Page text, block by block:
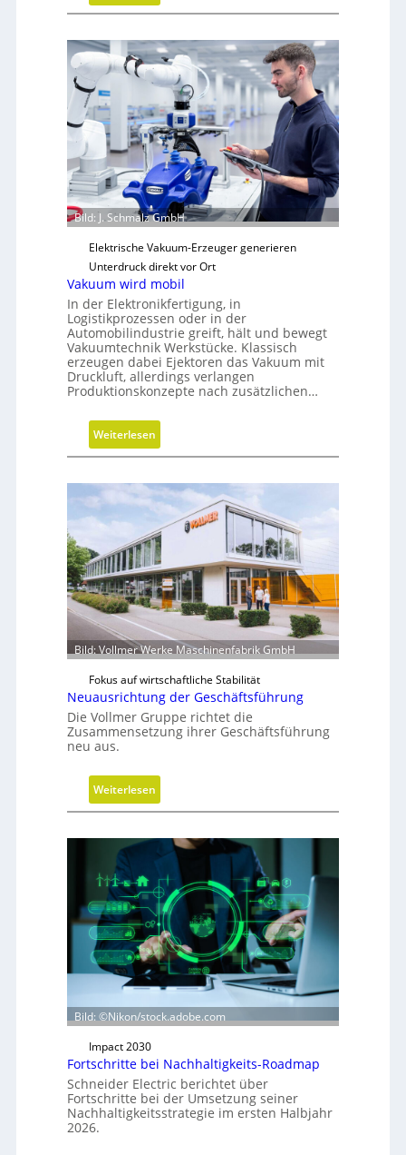
S
r
a
t
e
g
i
s
c
h
e
a
u
s
r
i
c
u
g
Bild: J. Schmalz GmbH
Elektrische Vakuum-Erzeuger generieren
Unterdruck direkt vor Ort
Vakuum wird mobil
In der Elektronikfertigung, in
Logistikprozessen oder in der
Automobilindustrie greift, hält und bewegt
Vakuumtechnik Werkstücke. Klassisch
erzeugen dabei Ejektoren das Vakuum mit
Druckluft, allerdings verlangen
Produktionskonzepte nach zusätzlichen…
Weiterlesen:
V
k
u
m
w
i
r
d
m
o
b
i
l
Bild: Vollmer Werke Maschinenfabrik GmbH
Fokus auf wirtschaftliche Stabilität
Neuausrichtung der Geschäftsführung
Die Vollmer Gruppe richtet die
Zusammensetzung ihrer Geschäftsführung
neu aus.
Weiterlesen:
N
a
u
s
r
i
c
u
g
e
r
Bild: ©Nikon/stock.adobe.com
Impact 2030
Fortschritte bei Nachhaltigkeits-Roadmap
Schneider Electric berichtet über
Fortschritte bei der Umsetzung seiner
Nachhaltigkeitsstrategie im ersten Halbjahr
2026.